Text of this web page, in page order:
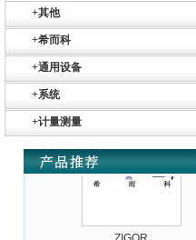
+其他
+希而科
+通用设备
+系统
+计量测量
德国HBM
ZIGOR